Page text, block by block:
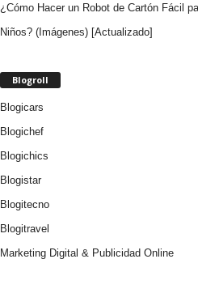
¿Cómo Hacer un Robot de Cartón Fácil
Niños? (Imágenes) [Actualizado]
Blogroll
Blogicars
Blogichef
Blogichics
Blogistar
Blogitecno
Blogitravel
Marketing Digital & Publicidad Online